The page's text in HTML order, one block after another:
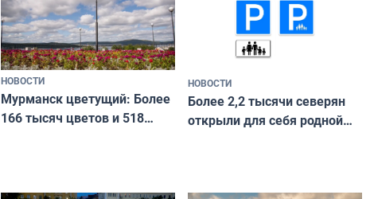
НОВОСТИ
Мурманск цветущий: Более
166 тысяч цветов и 518
НОВОСТИ
Более 2,2 тысячи северян
открыли для себя родной